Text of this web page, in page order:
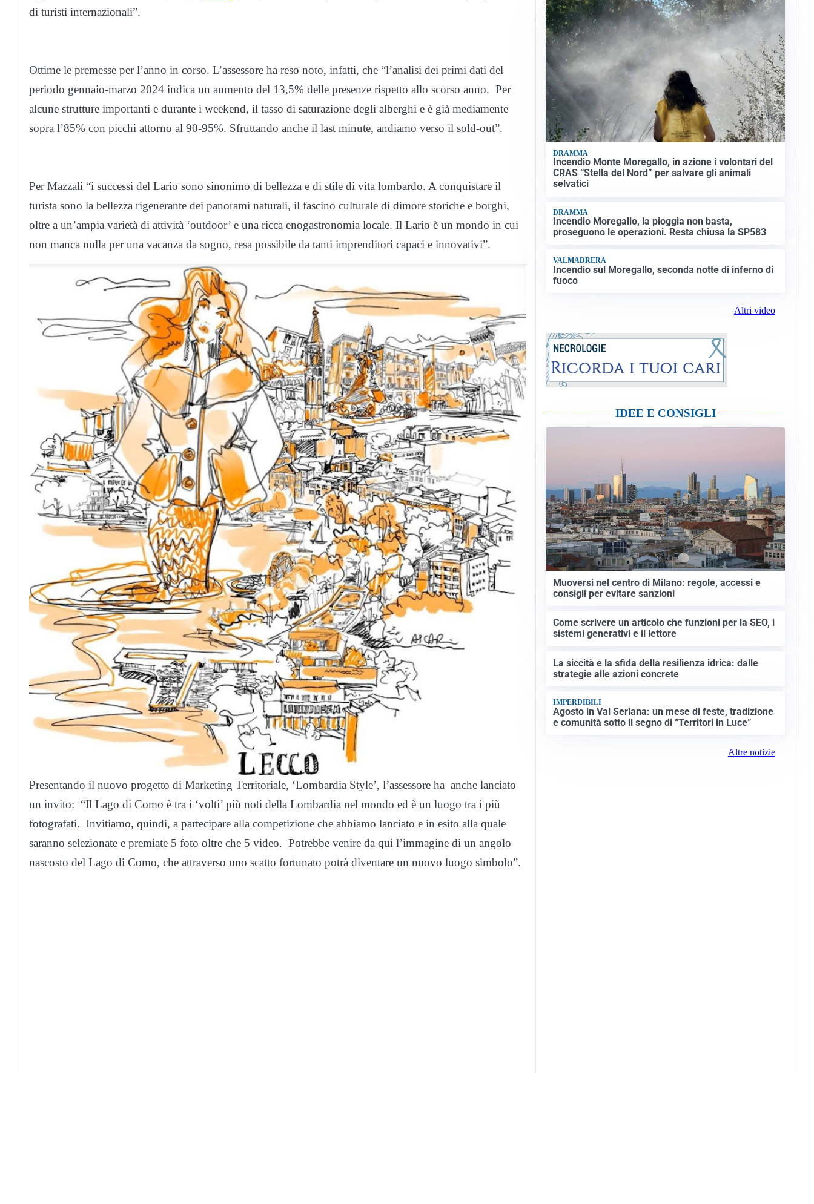
di turisti internazionali”.
Ottime le premesse per l’anno in corso. L’assessore ha reso noto, infatti, che “l’analisi dei primi dati del
periodo gennaio-marzo 2024 indica un aumento del 13,5% delle presenze rispetto allo scorso anno. Per
alcune strutture importanti e durante i weekend, il tasso di saturazione degli alberghi e è già mediamente
sopra l’85% con picchi attorno al 90-95%. Sfruttando anche il last minute, andiamo verso il sold-out”.
Per Mazzali “i successi del Lario sono sinonimo di bellezza e di stile di vita lombardo. A conquistare il
turista sono la bellezza rigenerante dei panorami naturali, il fascino culturale di dimore storiche e borghi,
oltre a un’ampia varietà di attività ‘outdoor’ e una ricca enogastronomia locale. Il Lario è un mondo in cui
non manca nulla per una vacanza da sogno, resa possibile da tanti imprenditori capaci e innovativi”.
Presentando il nuovo progetto di Marketing Territoriale, ‘Lombardia Style’, l’assessore ha anche lanciato
un invito: “Il Lago di Como è tra i ‘volti’ più noti della Lombardia nel mondo ed è un luogo tra i più
fotografati. Invitiamo, quindi, a partecipare alla competizione che abbiamo lanciato e in esito alla quale
saranno selezionate e premiate 5 foto oltre che 5 video. Potrebbe venire da qui l’immagine di un angolo
nascosto del Lago di Como, che attraverso uno scatto fortunato potrà diventare un nuovo luogo simbolo”.
DRAMMA
Incendio Monte Moregallo, in azione i volontari del
CRAS “Stella del Nord” per salvare gli animali
selvatici
DRAMMA
Incendio Moregallo, la pioggia non basta,
proseguono le operazioni. Resta chiusa la SP583
VALMADRERA
Incendio sul Moregallo, seconda notte di inferno di
fuoco
Altri video
IDEE E CONSIGLI
Muoversi nel centro di Milano: regole, accessi e
consigli per evitare sanzioni
Come scrivere un articolo che funzioni per la SEO, i
sistemi generativi e il lettore
La siccità e la sfida della resilienza idrica: dalle
strategie alle azioni concrete
IMPERDIBILI
Agosto in Val Seriana: un mese di feste, tradizione
e comunità sotto il segno di “Territori in Luce”
Altre notizie